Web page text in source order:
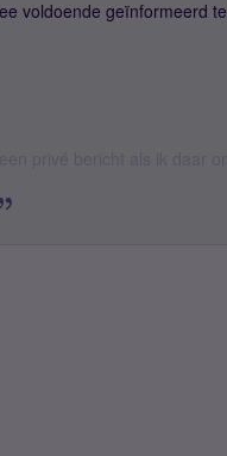
voldoende geïnformeerd